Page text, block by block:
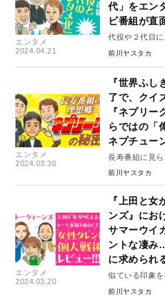
エンタメ
2024.04.21
代」をエン
ビ番組が直
代役や２代目
前川ヤスタカ
エンタメ
2024.03.30
『世界ふ
了で、クイ
『ネプリ
らではの「
ネプチュー
長寿番組に見
前川ヤスタカ
エンタメ
2024.03.20
『上田と
ンズ』にお
サマーウイ
ントな凄み
に求められ
似ている印象
前川ヤスタカ